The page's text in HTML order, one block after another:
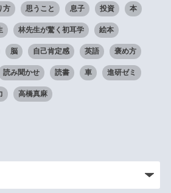
方 思うこと 息子 投資 本
林先生が驚く初耳学 絵本
脳 自己肯定感 英語 褒め方
読み聞かせ 読書 車 進研ゼミ
高橋真麻